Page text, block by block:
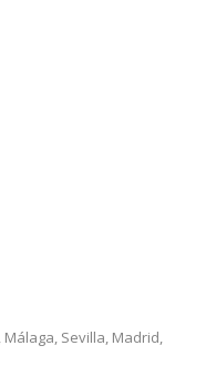
Sevilla, Madrid,